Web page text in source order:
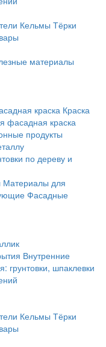
Кельмы Тёрки
материалы
краска Краска
фасадная краска
продукты
по дереву и
Материалы для
Фасадные
Внутренние
грунтовки, шпаклевки
Кельмы Тёрки